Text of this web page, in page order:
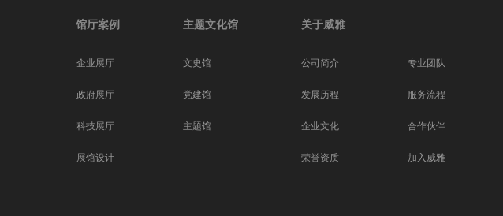
馆厅案例
企业展厅
政府展厅
科技展厅
展馆设计
文史馆
党建馆
主题馆
主题文化馆
公司简介
发展历程
企业文化
荣誉资质
关于威雅
专业团队
服务流程
合作伙伴
加入威雅